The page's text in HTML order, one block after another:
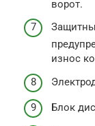
ворот.
износ
Блок